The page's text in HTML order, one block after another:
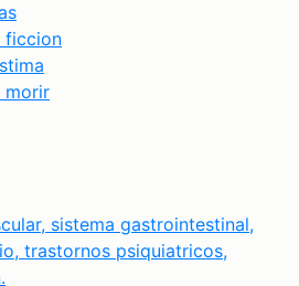
ficcion
morir
sistema gastrointestinal,
trastornos psiquiatricos,